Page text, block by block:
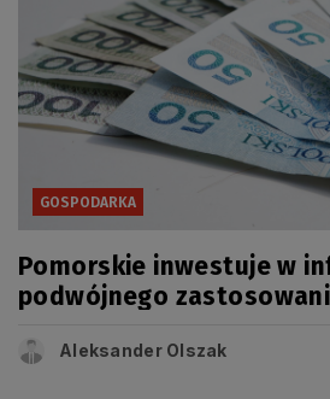
GOSPODARKA
Pomorskie inwestuje w
podwójnego
Aleksander Olszak